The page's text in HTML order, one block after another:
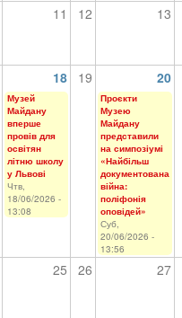
11 12 13
18 19 20
Музей
Майдану
вперше
провів для
освітян
літню школу
у Львові
Чтв,
18/06/2026 -
13:08
Проєкти
Музею
Майдану
представили
на симпозіумі
«Найбільш
документована
війна:
поліфонія
оповідей»
Суб,
20/06/2026 -
13:56
25 26 27